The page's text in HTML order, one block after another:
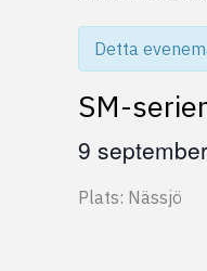
Detta
SM-
9
Plats: Nässjö